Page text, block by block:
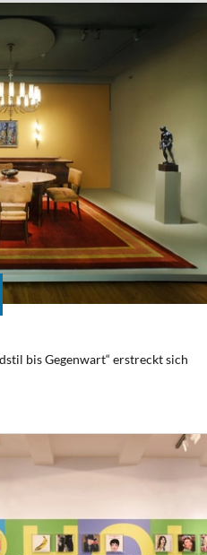
bis Gegenwart“ erstreckt sich